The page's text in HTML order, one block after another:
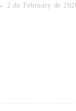
2 de February de